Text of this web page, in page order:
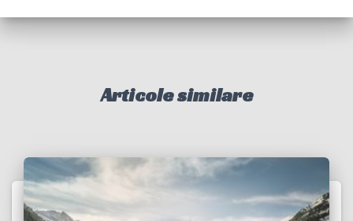
Articole similare